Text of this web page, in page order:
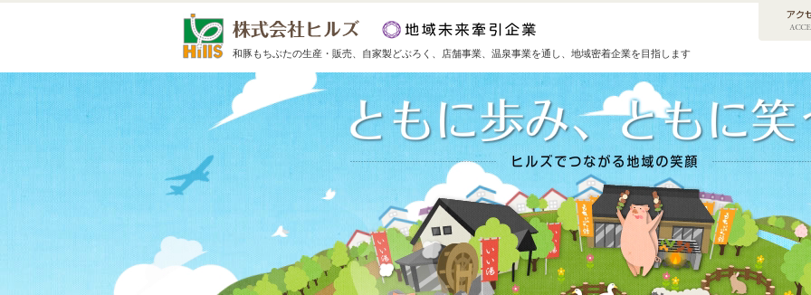
和豚もちぶたの生産・販売、自家製どぶろく、店舗事業、温泉事業を通し、地域密着企業を目指します